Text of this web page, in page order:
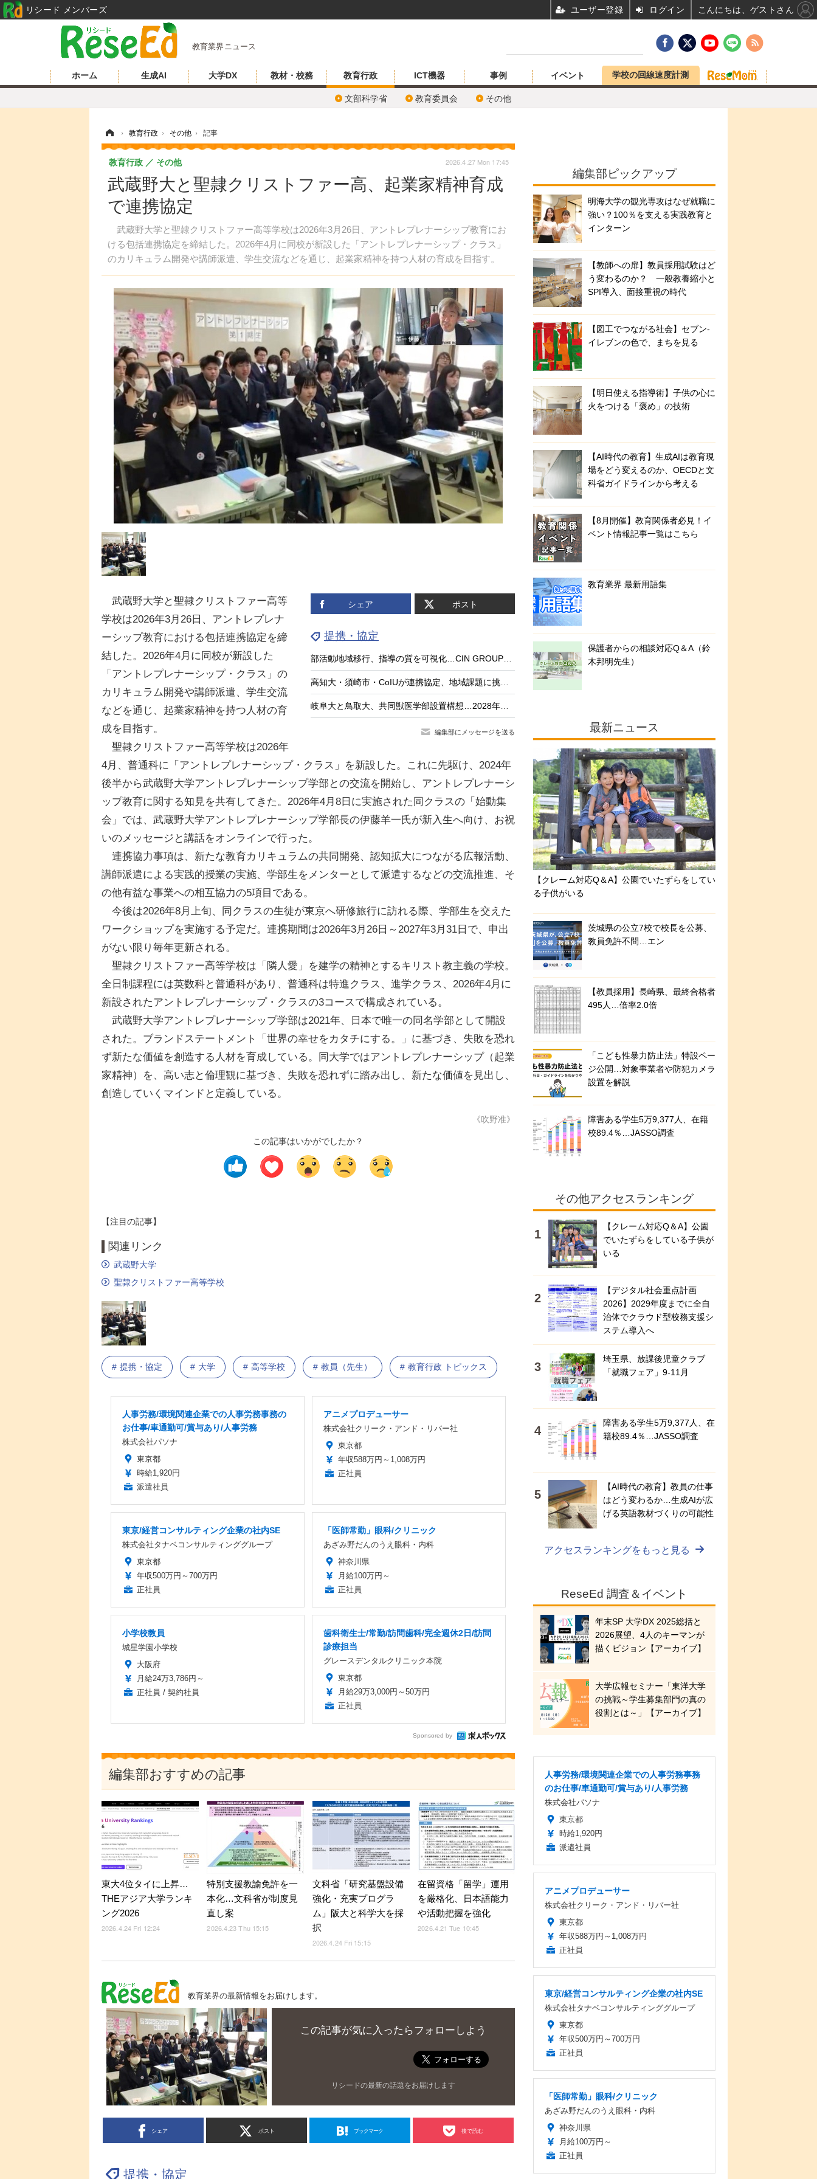
教育業界ニュース
ホーム 生成AI 大学DX 教材・校務 教育行政
文部科学省 教育委員会 その他
ICT機器 事例 イベント 学校の回線速度計測
› 教育行政 › その他 › 記事
武蔵野大と聖隷クリストファー高、起業家精神育成
で連携協定
武蔵野大学と聖隷クリストファー高等学校は2026年3月26日、アントレプレナーシップ教育にお
ける包括連携協定を締結した。2026年4月に同校が新設した「アントレプレナーシップ・クラス」
のカリキュラム開発や講師派遣、学生交流などを通じ、起業家精神を持つ人材の育成を目指す。
教育行政 その他 2026.4.27 Mon 17:45
シェア ポスト
提携・協定
部活動地域移行、指導の質を可視化…CIN GROUPとFCEが業務提携
高知大・須崎市・CoIUが連携協定、地域課題に挑む「共創型人材」育成へ
岐阜大と鳥取大、共同獣医学部設置構想…2028年度の設置へ
編集部にメッセージを送る
武蔵野大学と聖隷クリストファー高等
学校は2026年3月26日、アントレプレナ
ーシップ教育における包括連携協定を締
結した。2026年4月に同校が新設した
「アントレプレナーシップ・クラス」の
カリキュラム開発や講師派遣、学生交流
などを通じ、起業家精神を持つ人材の育
成を目指す。
聖隷クリストファー高等学校は2026年
4月、普通科に「アントレプレナーシップ・クラス」を新設した。これに先駆け、2024年
後半から武蔵野大学アントレプレナーシップ学部との交流を開始し、アントレプレナーシ
ップ教育に関する知見を共有してきた。2026年4月8日に実施された同クラスの「始動集
会」では、武蔵野大学アントレプレナーシップ学部長の伊藤羊一氏が新入生へ向け、お祝
いのメッセージと講話をオンラインで行った。
連携協力事項は、新たな教育カリキュラムの共同開発、認知拡大につながる広報活動、
講師派遣による実践的授業の実施、学部生をメンターとして派遣するなどの交流推進、そ
の他有益な事業への相互協力の5項目である。
今後は2026年8月上旬、同クラスの生徒が東京へ研修旅行に訪れる際、学部生を交えた
ワークショップを実施する予定だ。連携期間は2026年3月26日～2027年3月31日で、申出
がない限り毎年更新される。
聖隷クリストファー高等学校は「隣人愛」を建学の精神とするキリスト教主義の学校。
全日制課程には英数科と普通科があり、普通科は特進クラス、進学クラス、2026年4月に
新設されたアントレプレナーシップ・クラスの3コースで構成されている。
武蔵野大学アントレプレナーシップ学部は2021年、日本で唯一の同名学部として開設
された。ブランドステートメント「世界の幸せをカタチにする。」に基づき、失敗を恐れ
ず新たな価値を創造する人材を育成している。同大学ではアントレプレナーシップ（起業
家精神）を、高い志と倫理観に基づき、失敗を恐れずに踏み出し、新たな価値を見出し、
創造していくマインドと定義している。
《吹野准》
この記事はいかがでしたか？
【注目の記事】
関連リンク
武蔵野大学
聖隷クリストファー高等学校
提携・協定 大学 高等学校 教員（先生） 教育行政 トピックス
人事労務/環境関連企業での人事労務事務の
お仕事/車通勤可/賞与あり/人事労務
株式会社パソナ
東京都
時給1,920円
派遣社員
アニメプロデューサー
株式会社クリーク・アンド・リバー社
東京都
年収588万円～1,008万円
正社員
東京/経営コンサルティング企業の社内SE
株式会社タナベコンサルティンググループ
東京都
年収500万円～700万円
正社員
「医師常勤」眼科/クリニック
あざみ野だんのうえ眼科・内科
神奈川県
月給100万円～
正社員
小学校教員
城星学園小学校
大阪府
月給24万3,786円～
正社員 / 契約社員
歯科衛生士/常勤/訪問歯科/完全週休2日/訪問
診療担当
グレースデンタルクリニック本院
東京都
月給29万3,000円～50万円
正社員
Sponsored by
編集部おすすめの記事
東大4位タイに上昇…
THEアジア大学ランキ
ング2026
2026.4.24 Fri 12:24
特別支援教諭免許を一
本化…文科省が制度見
直し案
2026.4.23 Thu 15:15
文科省「研究基盤設備
強化・充実プログラ
ム」阪大と科学大を採
択
2026.4.24 Fri 15:15
在留資格「留学」運用
を厳格化、日本語能力
や活動把握を強化
2026.4.21 Tue 10:45
教育業界の最新情報をお届けします。
この記事が気に入ったらフォローしよう
リシードの最新の話題をお届けします
シェア ポスト ブックマーク 後で読む
提携・協定
編集部ピックアップ
明海大学の観光専攻はなぜ就職に
強い？100％を支える実践教育と
インターン
【教師への扉】教員採用試験はど
う変わるのか？ 一般教養縮小と
SPI導入、面接重視の時代
【図工でつながる社会】セブン‐
イレブンの色で、まちを見る
【明日使える指導術】子供の心に
火をつける「褒め」の技術
【AI時代の教育】生成AIは教育現
場をどう変えるのか、OECDと文
科省ガイドラインから考える
【8月開催】教育関係者必見！イ
ベント情報記事一覧はこちら
教育業界 最新用語集
保護者からの相談対応Q＆A（鈴
木邦明先生）
最新ニュース
【クレーム対応Q＆A】公園でいたずらをしてい
る子供がいる
茨城県の公立7校で校長を公募、
教員免許不問…エン
【教員採用】長崎県、最終合格者
495人…倍率2.0倍
「こども性暴力防止法」特設ペー
ジ公開…対象事業者や防犯カメラ
設置を解説
障害ある学生5万9,377人、在籍
校89.4％…JASSO調査
その他アクセスランキング
【クレーム対応Q＆A】公園
でいたずらをしている子供が
いる
【デジタル社会重点計画
2026】2029年度までに全自
治体でクラウド型校務支援シ
ステム導入へ
埼玉県、放課後児童クラブ
「就職フェア」9-11月
障害ある学生5万9,377人、在
籍校89.4％…JASSO調査
【AI時代の教育】教員の仕事
はどう変わるか…生成AIが広
げる英語教材づくりの可能性
アクセスランキングをもっと見る
ReseEd 調査＆イベント
年末SP 大学DX 2025総括と
2026展望、4人のキーマンが
描くビジョン【アーカイブ】
大学広報セミナー「東洋大学
の挑戦～学生募集部門の真の
役割とは～」【アーカイブ】
人事労務/環境関連企業での人事労務事務
のお仕事/車通勤可/賞与あり/人事労務
株式会社パソナ
東京都
時給1,920円
派遣社員
アニメプロデューサー
株式会社クリーク・アンド・リバー社
東京都
年収588万円～1,008万円
正社員
東京/経営コンサルティング企業の社内SE
株式会社タナベコンサルティンググループ
東京都
年収500万円～700万円
正社員
「医師常勤」眼科/クリニック
あざみ野だんのうえ眼科・内科
神奈川県
月給100万円～
正社員
リシード メンバーズ ユーザー登録 ログイン こんにちは、ゲストさん